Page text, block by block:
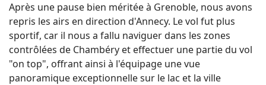
Après une pause bien méritée à Grenoble, nous avons
repris les airs en direction d'Annecy. Le vol fut plus
sportif, car il nous a fallu naviguer dans les zones
contrôlées de Chambéry et effectuer une partie du vol
"on top", offrant ainsi à l'équipage une vue
panoramique exceptionnelle sur le lac et la ville